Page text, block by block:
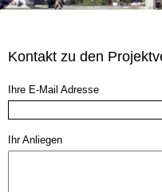
Kontakt zu den
Ihre E-Mail Adresse
Ihr Anliegen